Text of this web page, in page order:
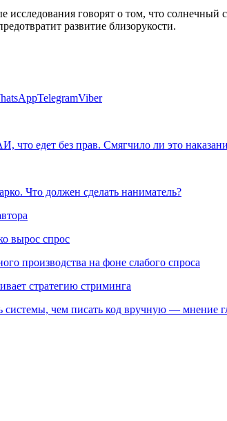
говорят о том, что солнечный
развитие близорукости.
TelegramViber
что едет без прав. Смягчило ли это
Что должен сделать наниматель?
вырос спрос
производства на фоне слабого спроса
стратегию стриминга
системы, чем писать код вручную — мнение